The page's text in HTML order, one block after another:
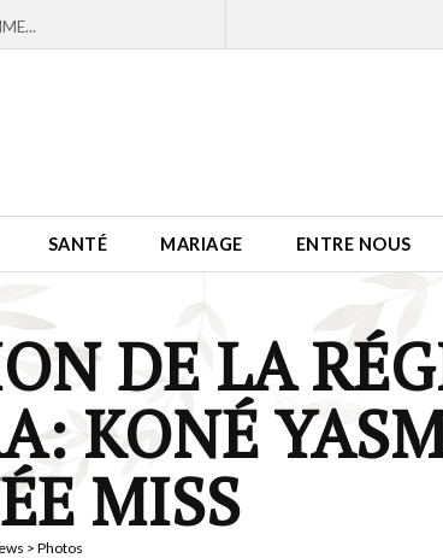
SANTÉ MARIAGE ENTRE NOUS
DE LA
KONÉ
MISS
> Photos